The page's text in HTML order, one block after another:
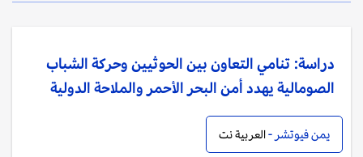
دراسة: تنامي التعاون بين الحوثيين وحركة الشباب
الصومالية يهدد أمن البحر الأحمر والملاحة الدولية
يمن فيوتشر -العربية نت